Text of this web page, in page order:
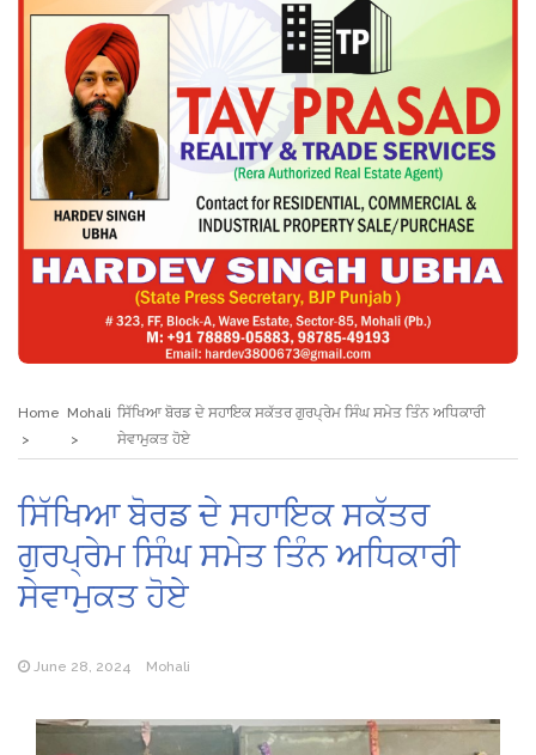
Home Mohali ਸਿੱਖਿਆ ਬੋਰਡ ਦੇ ਸਹਾਇਕ ਸਕੱਤਰ ਗੁਰਪ੍ਰੇਮ ਸਿੰਘ ਸਮੇਤ ਤਿੰਨ ਅਧਿਕਾਰੀ
ਸੇਵਾਮੁਕਤ ਹੋਏ
ਸਿੱਖਿਆ ਬੋਰਡ ਦੇ ਸਹਾਇਕ ਸਕੱਤਰ
ਗੁਰਪ੍ਰੇਮ ਸਿੰਘ ਸਮੇਤ ਤਿੰਨ ਅਧਿਕਾਰੀ
ਸੇਵਾਮੁਕਤ ਹੋਏ
June 28, 2024 Mohali